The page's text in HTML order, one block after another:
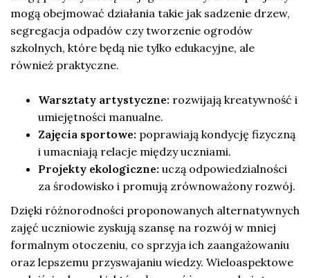
mogą obejmować działania takie jak sadzenie drzew,
segregacja odpadów czy tworzenie ogrodów
szkolnych, które będą nie tylko edukacyjne, ale
również praktyczne.
Warsztaty artystyczne: rozwijają kreatywność i
umiejętności manualne.
Zajęcia sportowe: poprawiają kondycję fizyczną
i umacniają relacje między uczniami.
Projekty ekologiczne: uczą odpowiedzialności
za środowisko i promują zrównoważony rozwój.
Dzięki różnorodności proponowanych alternatywnych
zajęć uczniowie zyskują szansę na rozwój w mniej
formalnym otoczeniu, co sprzyja ich zaangażowaniu
oraz lepszemu przyswajaniu wiedzy. Wieloaspektowe